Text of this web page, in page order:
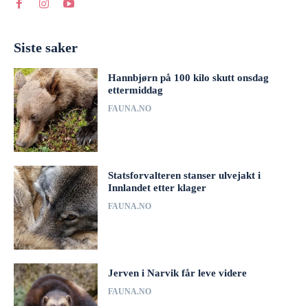
Siste saker
Hannbjørn på 100 kilo skutt onsdag
ettermiddag
FAUNA.NO
Statsforvalteren stanser ulvejakt i
Innlandet etter klager
FAUNA.NO
Jerven i Narvik får leve videre
FAUNA.NO